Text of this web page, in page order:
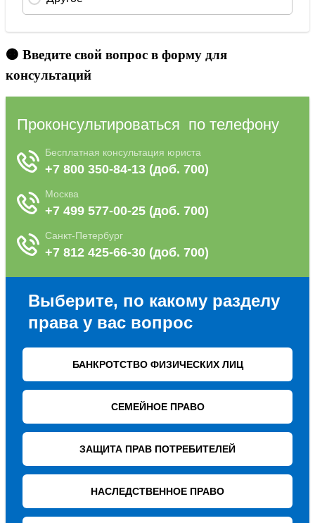
🟠 Введите свой вопрос в форму для
консультаций